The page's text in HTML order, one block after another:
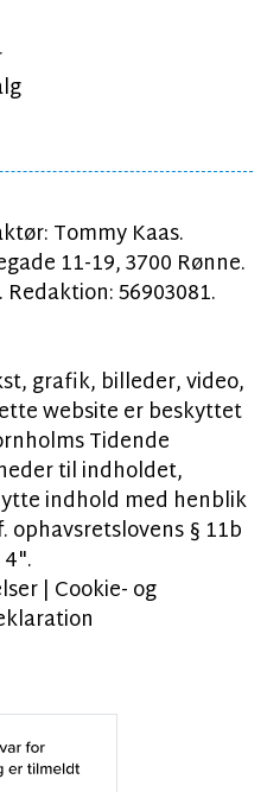
Tommy Kaas.
11-19, 3700 Rønne.
56903081.
grafik, billeder, video,
website er beskyttet
Tidende
til indholdet,
indhold med henblik
ophavsretslovens § 11b
| Cookie- og